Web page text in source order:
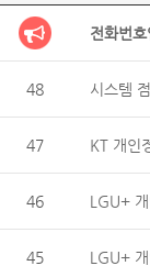
전화번
48 시스템
47 KT 개인
46
45 LGU+